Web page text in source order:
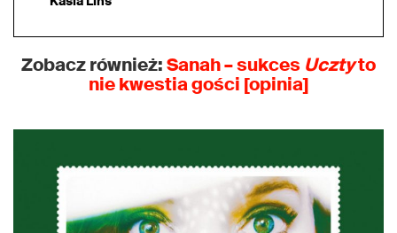
Zobacz również:Sanah – sukces Ucztyto
nie kwestia gości [opinia]